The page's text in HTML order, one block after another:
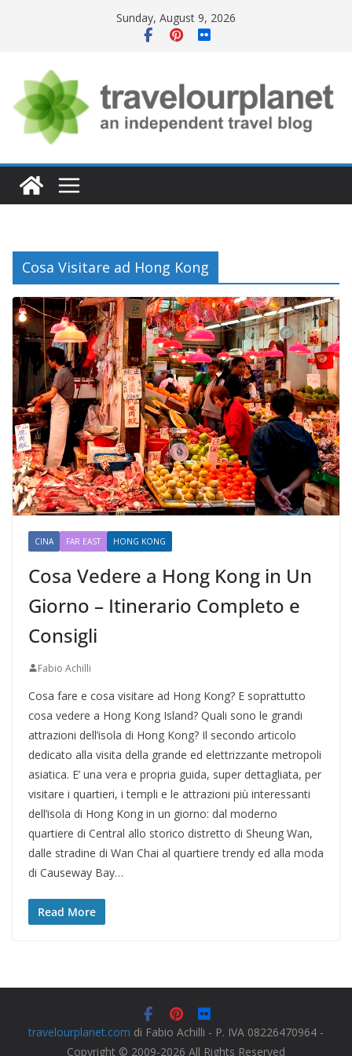
Sunday, August 9, 2026
Cosa Visitare ad Hong Kong
CINA FAR EAST HONG KONG
Cosa Vedere a Hong Kong in Un
Giorno – Itinerario Completo e
Consigli
Fabio Achilli
Cosa fare e cosa visitare ad Hong Kong? E soprattutto
cosa vedere a Hong Kong Island? Quali sono le grandi
attrazioni dell’isola di Hong Kong? Il secondo articolo
dedicato alla visita della grande ed elettrizzante metropoli
asiatica. E’ una vera e propria guida, super dettagliata, per
visitare i quartieri, i templi e le attrazioni più interessanti
dell’isola di Hong Kong in un giorno: dal moderno
quartiere di Central allo storico distretto di Sheung Wan,
dalle stradine di Wan Chai al quartiere trendy ed alla moda
di Causeway Bay…
Read More
travelourplanet.com di Fabio Achilli - P. IVA 08226470964 -
Copyright © 2009-2026 All Rights Reserved